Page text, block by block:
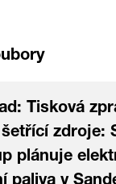
Tisková
zdroje:
plánuje
paliva v